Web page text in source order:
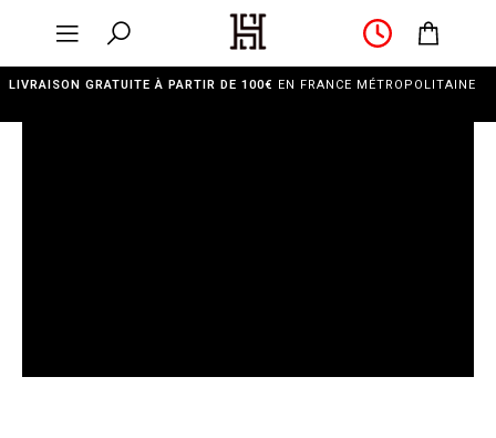
LIVRAISON GRATUITE À PARTIR DE 100€ EN FRANCE MÉTROPOLITAINE